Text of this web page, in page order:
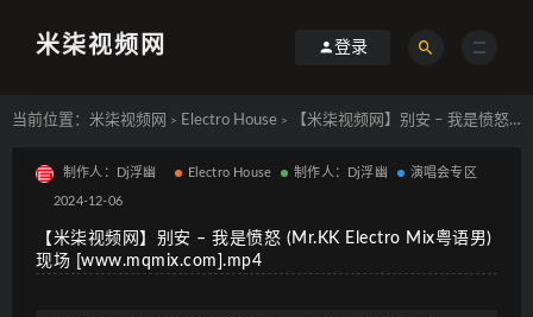
米柒视频网 登录
当前位置： 米柒视频网 > Electro House > 【米柒视频网】别安 – 我是愤怒 (Mr.KK Electro Mix粤语男) 现场 [www.mqmix.com].mp4
制作人：Dj浮幽 Electro House 制作人：Dj浮幽 演唱会专区
2024-12-06
【米柒视频网】别安 – 我是愤怒 (Mr.KK Electro Mix粤语男)
现场 [www.mqmix.com].mp4